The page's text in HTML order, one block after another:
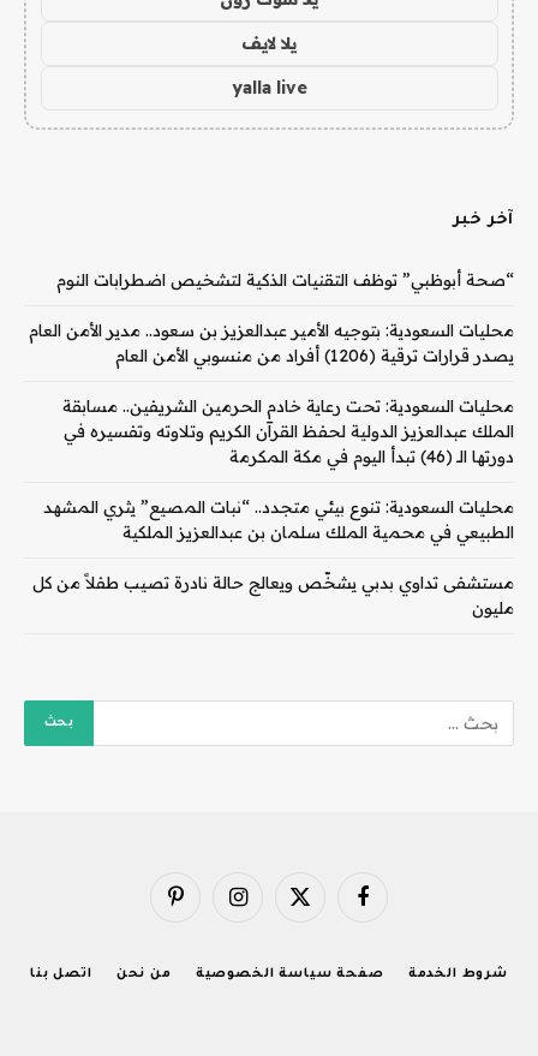
يلا لايف
yalla live
آخر خبر
“صحة أبوظبي” توظف التقنيات الذكية لتشخيص اضطرابات النوم
محليات السعودية: بتوجيه الأمير عبدالعزيز بن سعود.. مدير الأمن العام
يصدر قرارات ترقية (1206) أفراد من منسوبي الأمن العام
محليات السعودية: تحت رعاية خادم الحرمين الشريفين.. مسابقة
الملك عبدالعزيز الدولية لحفظ القرآن الكريم وتلاوته وتفسيره في
دورتها الـ (46) تبدأ اليوم في مكة المكرمة
محليات السعودية: تنوع بيئي متجدد.. “نبات المصيع” يثري المشهد
الطبيعي في محمية الملك سلمان بن عبدالعزيز الملكية
مستشفى تداوي بدبي يشخّص ويعالج حالة نادرة تصيب طفلاً من كل
مليون
فيسبوك X
الانستغرامبينتيريست
شروط الخدمة صفحة سياسة الخصوصية من نحن اتصل بنا